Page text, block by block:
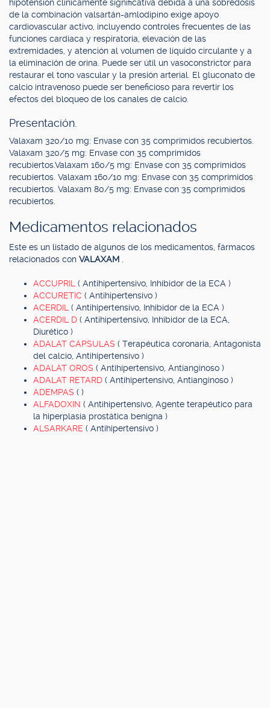
hipotensión clínicamente significativa debida a una sobredosis
de la combinación valsartán-amlodipino exige apoyo
cardiovascular activo, incluyendo controles frecuentes de las
funciones cardiaca y respiratoria, elevación de las
extremidades, y atención al volumen de líquido circulante y a
la eliminación de orina. Puede ser útil un vasoconstrictor para
restaurar el tono vascular y la presión arterial. El gluconato de
calcio intravenoso puede ser beneficioso para revertir los
efectos del bloqueo de los canales de calcio.
Presentación.
Valaxam 320/10 mg: Envase con 35 comprimidos recubiertos.
Valaxam 320/5 mg: Envase con 35 comprimidos
recubiertos.Valaxam 160/5 mg: Envase con 35 comprimidos
recubiertos. Valaxam 160/10 mg: Envase con 35 comprimidos
recubiertos. Valaxam 80/5 mg: Envase con 35 comprimidos
recubiertos.
Medicamentos relacionados
Este es un listado de algunos de los medicamentos, fármacos
relacionados con VALAXAM
ACCUPRIL ( Antihipertensivo, Inhibidor de la ECA )
ACCURETIC ( Antihipertensivo )
ACERDIL ( Antihipertensivo, Inhibidor de la ECA )
ACERDIL D ( Antihipertensivo, Inhibidor de la ECA,
Diurético )
ADALAT CAPSULAS ( Terapéutica coronaria, Antagonista
del calcio, Antihipertensivo )
ADALAT OROS ( Antihipertensivo, Antianginoso )
ADALAT RETARD ( Antihipertensivo, Antianginoso )
ADEMPAS ( )
ALFADOXIN ( Antihipertensivo, Agente terapéutico para
la hiperplasia prostática benigna )
ALSARKARE ( Antihipertensivo )